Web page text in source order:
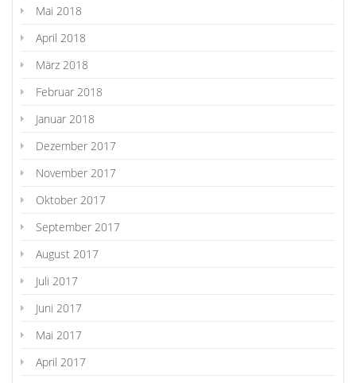
Mai 2018
April 2018
März 2018
Februar 2018
Januar 2018
Dezember 2017
November 2017
Oktober 2017
September 2017
August 2017
Juli 2017
Juni 2017
Mai 2017
April 2017